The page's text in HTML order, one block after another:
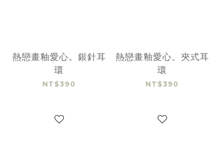
熱戀畫釉愛心。銀針耳
環
NT$390
熱戀畫釉愛心。夾式耳
環
NT$390